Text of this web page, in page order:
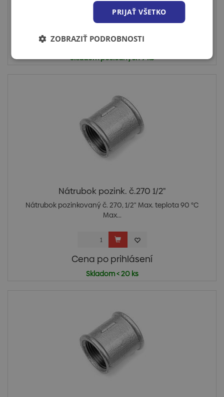
Cena po prihlásení
Skladom posledných 9 ks
Nátrubok pozink. č.270 1/2"
Nátrubok pozinkovaný č. 270, 1/2" Max. teplota 90 °C
Max...
Cena po prihlásení
Skladom < 20 ks
PRIJAŤ VŠETKO
ZOBRAZIŤ PODROBNOSTI